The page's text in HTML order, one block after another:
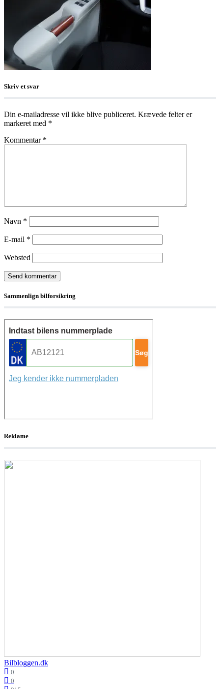
Skriv et svar
Din e-mailadresse vil ikke blive publiceret. Krævede felter er
markeret med *
Kommentar *
Navn *
E-mail *
Websted
Sammenlign bilforsikring
Reklame
Bilbloggen.dk
0
0